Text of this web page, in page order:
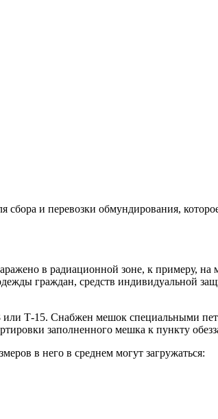
и перевозки обмундирования,
в радиационной зоне, к примеру, на
граждан, средств индивидуальной
Т-15. Снабжен мешок специальными
заполненного мешка к пункту
в него в среднем могут загружаться: